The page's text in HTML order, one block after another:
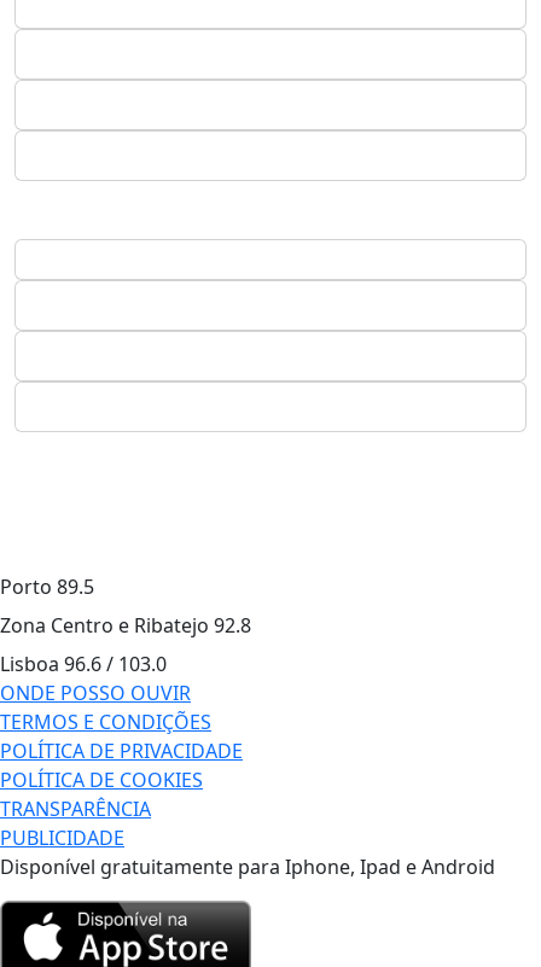
Porto 89.5
Zona Centro e Ribatejo 92.8
Lisboa 96.6 / 103.0
ONDE POSSO OUVIR
TERMOS E CONDIÇÕES
POLÍTICA DE PRIVACIDADE
POLÍTICA DE COOKIES
TRANSPARÊNCIA
PUBLICIDADE
Disponível gratuitamente para Iphone, Ipad e Android